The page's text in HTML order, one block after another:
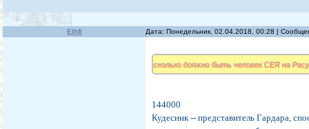
Elhfi Дата: Понедельник, 02.04.2018, 00:28 |
сколько должно быть человек СЕЯ на
144000
Кудесник -- представитель Гардара,